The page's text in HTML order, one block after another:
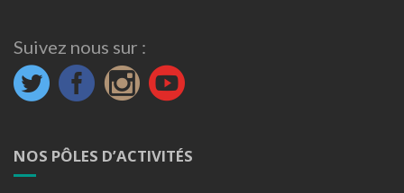
Suivez nous sur :
NOS PÔLES D’ACTIVITÉS